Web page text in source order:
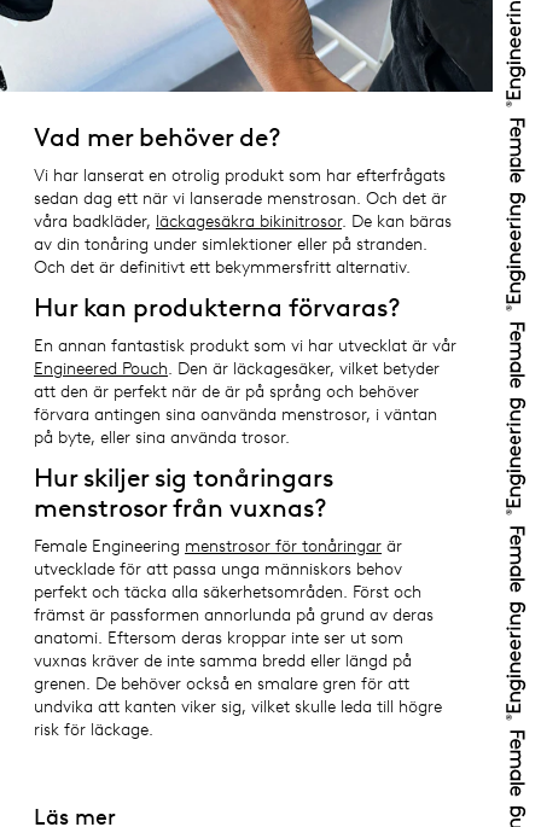
Vad mer behöver de?
Vi har lanserat en otrolig produkt som har efterfrågats
sedan dag ett när vi lanserade menstrosan. Och det är
våra badkläder, läckagesäkra bikinitrosor. De kan bäras
av din tonåring under simlektioner eller på stranden.
Och det är definitivt ett bekymmersfritt alternativ.
Hur kan produkterna förvaras?
En annan fantastisk produkt som vi har utvecklat är vår
Engineered Pouch. Den är läckagesäker, vilket betyder
att den är perfekt när de är på språng och behöver
förvara antingen sina oanvända menstrosor, i väntan
på byte, eller sina använda trosor.
Hur skiljer sig tonåringars
menstrosor från vuxnas?
Female Engineering menstrosor för tonåringar är
utvecklade för att passa unga människors behov
perfekt och täcka alla säkerhetsområden. Först och
främst är passformen annorlunda på grund av deras
anatomi. Eftersom deras kroppar inte ser ut som
vuxnas kräver de inte samma bredd eller längd på
grenen. De behöver också en smalare gren för att
undvika att kanten viker sig, vilket skulle leda till högre
risk för läckage.
Läs mer